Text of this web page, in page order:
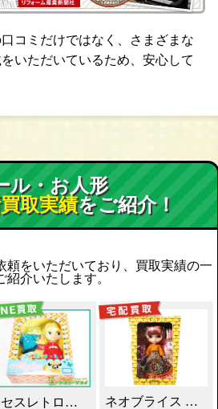
コミだけではなく、さまざまな
いただいているため、安心して
ル・お人形
取実績をご紹介！
頼をいただいており、買取実績の一
紹介いたします。
ミセスレトロママ ネオブライス Blythe買取！ ネオブライス あちゃちゅむずきん 買取！